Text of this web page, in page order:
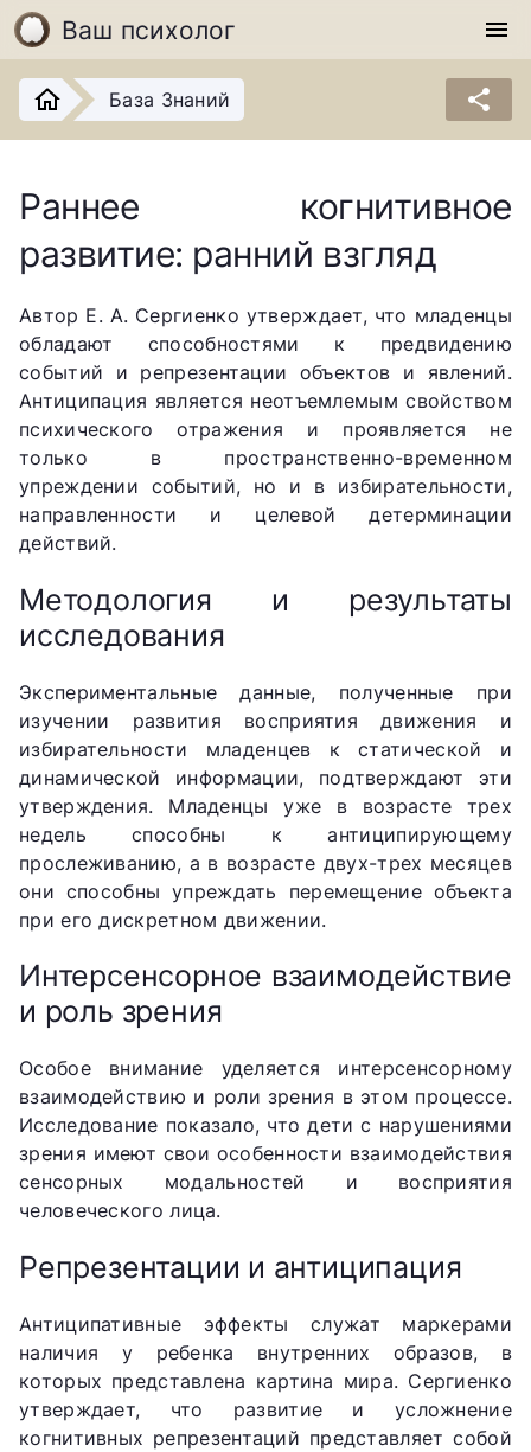
Ваш психолог menu
База Знаний share
Раннее когнитивное
развитие: ранний взгляд
Автор Е. А. Сергиенко утверждает, что младенцы
обладают способностями к предвидению
событий и репрезентации объектов и явлений.
Антиципация является неотъемлемым свойством
психического отражения и проявляется не
только в пространственно-временном
упреждении событий, но и в избирательности,
направленности и целевой детерминации
действий.
Методология и результаты
исследования
Экспериментальные данные, полученные при
изучении развития восприятия движения и
избирательности младенцев к статической и
динамической информации, подтверждают эти
утверждения. Младенцы уже в возрасте трех
недель способны к антиципирующему
прослеживанию, а в возрасте двух-трех месяцев
они способны упреждать перемещение объекта
при его дискретном движении.
Интерсенсорное взаимодействие
и роль зрения
Особое внимание уделяется интерсенсорному
взаимодействию и роли зрения в этом процессе.
Исследование показало, что дети с нарушениями
зрения имеют свои особенности взаимодействия
сенсорных модальностей и восприятия
человеческого лица.
Репрезентации и антиципация
Антиципативные эффекты служат маркерами
наличия у ребенка внутренних образов, в
которых представлена картина мира. Сергиенко
утверждает, что развитие и усложнение
когнитивных репрезентаций представляет собой